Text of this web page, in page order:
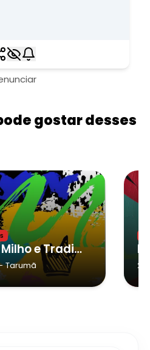
gostar desses
Festival do Milho e Tradições Caipira - tarumã
Tarumã